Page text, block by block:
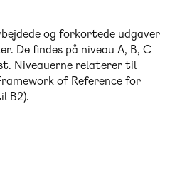
og forkortede udgaver
De findes på niveau A, B, C
Niveauerne relaterer til
of Reference for
B2).